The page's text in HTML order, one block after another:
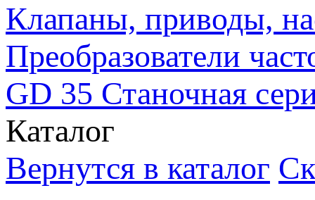
Клапаны, приводы,
Преобразователи
GD 35 Станочная
Каталог
Вернутся в каталог